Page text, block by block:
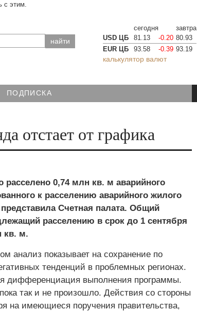
с этим.
сегодня
завтра
USD ЦБ
81.13 -0.20 80.93
EUR ЦБ
93.58 -0.39 93.19
калькулятор валют
ПОДПИСКА
отстает от графика
расселено 0,74 млн кв. м аварийного
к расселению аварийного жилого
Счетная палата. Общий
расселению в срок до 1 сентября
кв. м.
анализ показывает на сохранение по
тенденций в проблемных регионах.
дифференциация выполнения программы.
так и не произошло. Действия со стороны
на имеющиеся поручения правительства,